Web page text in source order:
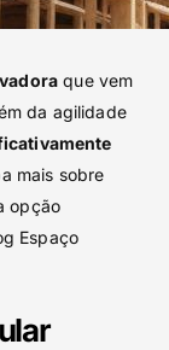
que vem
da agilidade
mais sobre
opção
Espaço